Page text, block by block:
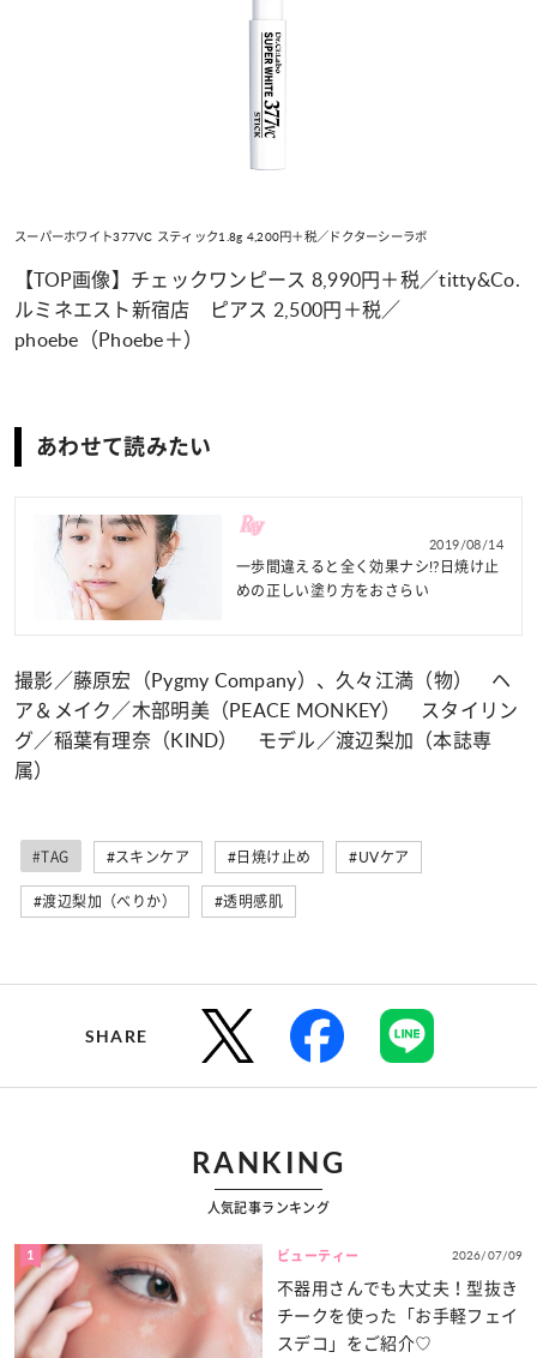
スーパーホワイト377VC スティック1.8g 4,200円＋税／ドクターシーラボ
【TOP画像】チェックワンピース 8,990円＋税／titty&Co.
ルミネエスト新宿店 ピアス 2,500円＋税／
phoebe（Phoebe＋）
あわせて読みたい
2019/08/14
一歩間違えると全く効果ナシ!?日焼け止
めの正しい塗り方をおさらい
撮影／藤原宏（Pygmy Company）、久々江満（物） ヘ
ア＆メイク／木部明美（PEACE MONKEY） スタイリン
グ／稲葉有理奈（KIND） モデル／渡辺梨加（本誌専
属）
#TAG #スキンケア #日焼け止め #UVケア
#渡辺梨加（べりか） #透明感肌
SHARE
RANKING
人気記事ランキング
1 ビューティー 2026/07/09
不器用さんでも大丈夫！型抜き
チークを使った「お手軽フェイ
スデコ」をご紹介♡